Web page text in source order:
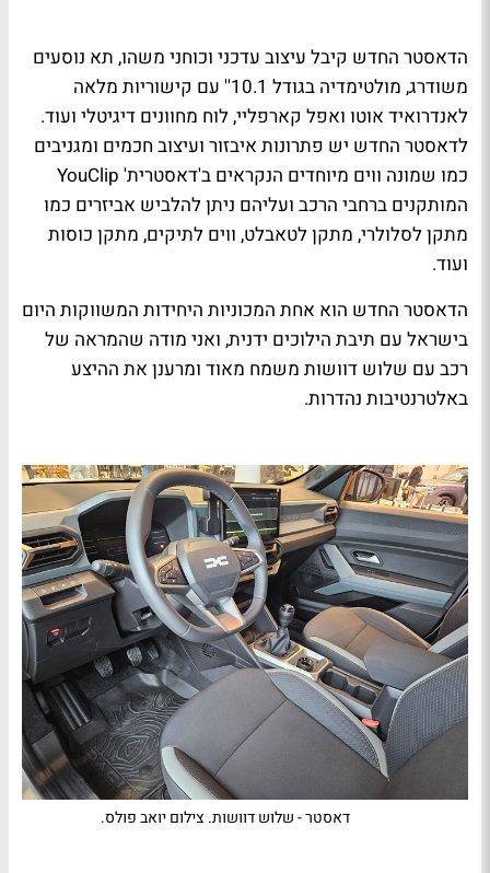
הדאסטר החדש קיבל עיצוב עדכני וכוחני משהו, תא נוסעים
משודרג, מולטימדיה בגודל 10.1'' עם קישוריות מלאה
לאנדרואיד אוטו ואפל קארפליי, לוח מחוונים דיגיטלי ועוד.
לדאסטר החדש יש פתרונות איבזור ועיצוב חכמים ומגניבים
כמו שמונה ווים מיוחדים הנקראים ב'דאסטרית' YouClip
המותקנים ברחבי הרכב ועליהם ניתן להלביש אביזרים כמו
מתקן לסלולרי, מתקן לטאבלט, ווים לתיקים, מתקן כוסות
ועוד.
הדאסטר החדש הוא אחת המכוניות היחידות המשווקות היום
בישראל עם תיבת הילוכים ידנית, ואני מודה שהמראה של
רכב עם שלוש דוושות משמח מאוד ומרענן את ההיצע
באלטרנטיבות נהדרות.
דאסטר - שלוש דוושות. צילום יואב פולס.